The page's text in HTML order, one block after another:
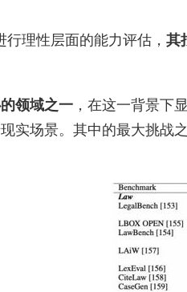
理性层面的能力评估， 其
领域之一 ，在这一背景下
实场景。其中的最大挑战